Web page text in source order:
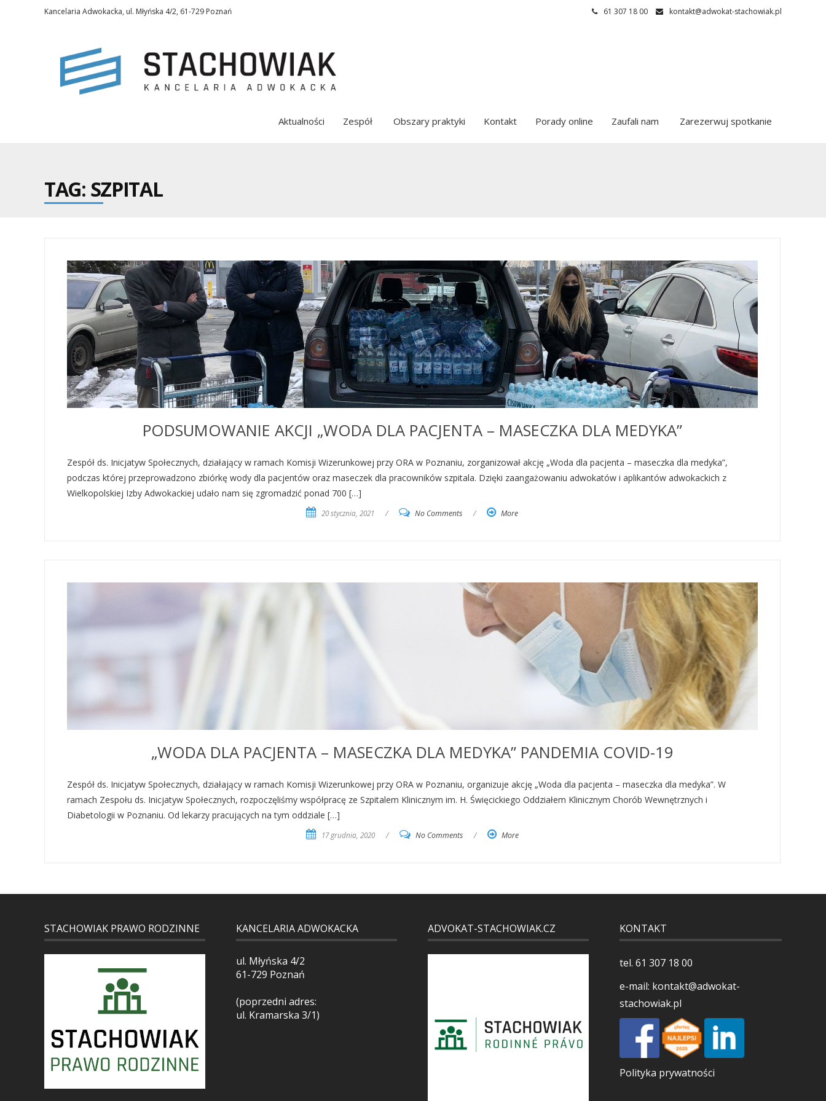
Kancelaria Adwokacka, ul. Młyńska 4/2, 61-729 Poznań 61 307 18 00 kontakt@adwokat-stachowiak.pl
Aktualności Zespół Obszary praktyki Kontakt Porady online Zaufali nam Zarezerwuj spotkanie
TAG: SZPITAL
PODSUMOWANIE AKCJI „WODA DLA PACJENTA – MASECZKA DLA MEDYKA”
Zespół ds. Inicjatyw Społecznych, działający w ramach Komisji Wizerunkowej przy ORA w Poznaniu, zorganizował akcję „Woda dla pacjenta – maseczka dla medyka”,
podczas której przeprowadzono zbiórkę wody dla pacjentów oraz maseczek dla pracowników szpitala. Dzięki zaangażowaniu adwokatów i aplikantów adwokackich z
Wielkopolskiej Izby Adwokackiej udało nam się zgromadzić ponad 700 […]
20 stycznia, 2021 / No Comments / More
„WODA DLA PACJENTA – MASECZKA DLA MEDYKA” PANDEMIA COVID-19
Zespół ds. Inicjatyw Społecznych, działający w ramach Komisji Wizerunkowej przy ORA w Poznaniu, organizuje akcję „Woda dla pacjenta – maseczka dla medyka”. W
ramach Zespołu ds. Inicjatyw Społecznych, rozpoczęliśmy współpracę ze Szpitalem Klinicznym im. H. Święcickiego Oddziałem Klinicznym Chorób Wewnętrznych i
Diabetologii w Poznaniu. Od lekarzy pracujących na tym oddziale […]
17 grudnia, 2020 / No Comments / More
STACHOWIAK PRAWO RODZINNE KANCELARIA ADWOKACKA
ul. Młyńska 4/2
61-729 Poznań
(poprzedni adres:
ul. Kramarska 3/1)
ADVOKAT-STACHOWIAK.CZ KONTAKT
tel. 61 307 18 00
e-mail: kontakt@adwokat-
stachowiak.pl
Polityka prywatności